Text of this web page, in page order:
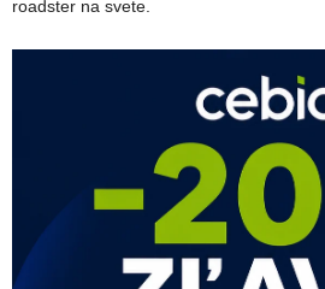
roadster na svete.